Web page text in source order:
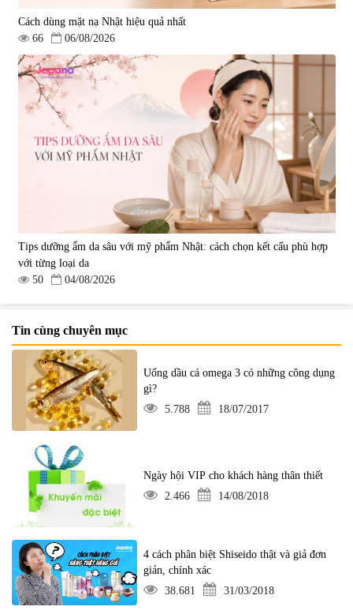
Cách dùng mặt nạ Nhật hiệu quả nhất
66
06/08/2026
Tips dưỡng ẩm da sâu với mỹ phẩm Nhật: cách chọn kết cấu phù hợp
với từng loại da
50
04/08/2026
Tin cùng chuyên mục
Uống dầu cá omega 3 có những công dụng
gì?
5.788
18/07/2017
Ngày hội VIP cho khách hàng thân thiết
2.466
14/08/2018
4 cách phân biệt Shiseido thật và giả đơn
giản, chính xác
38.681
31/03/2018